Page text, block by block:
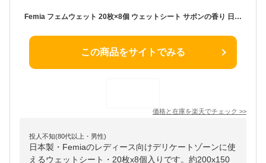
Femia フェムウェット 20枚×8個 ウェットシート サボンの香り 日本製 デリケート トイレに流せる デリケートゾーン ケア 清潔 トイレ ウェットティッシュ 生理 おりもの ニオイ 臭い 消臭 対策 ウエットシート レック ダイレクト
この商品をサイトでみる
価格と在庫を楽天でチェック >>
投人不知(80代以上・男性)
日本製・Femiaのレディース向けデリケートゾーンに使
えるウェットシート・20枚x8個入りです。約200x150